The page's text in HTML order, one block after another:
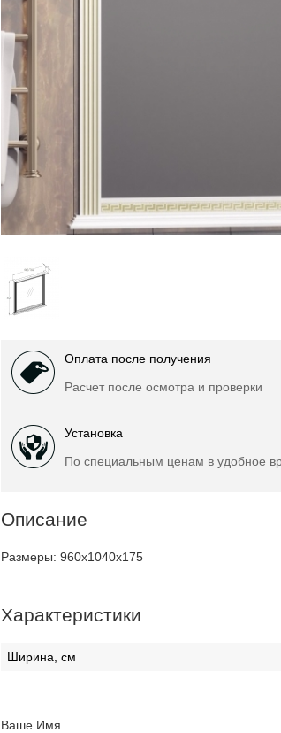
Оплата после получения
Расчет после осмотра и проверки
Установка
По специальным ценам в удобное
Описание
Размеры: 960х1040х175
Характеристики
Ширина, см
Ваше Имя